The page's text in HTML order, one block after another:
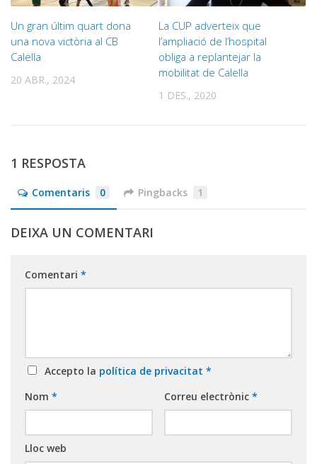
Un gran últim quart dona
una nova victòria al CB
Calella
20 ABR., 2024
La CUP adverteix que
l’ampliació de l’hospital
obliga a replantejar la
mobilitat de Calella
1 DES., 2020
1 RESPOSTA
Comentaris 0 Pingbacks 1
DEIXA UN COMENTARI
Comentari *
Accepto la política de privacitat *
Nom * Correu electrònic *
Lloc web